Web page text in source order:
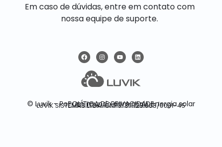
Em caso de dúvidas, entre em contato com
nossa equipe de suporte.
POLÍTICA DE PRIVACIDADE
LUVIK SISTEMAS LTDA. CNPJ: 37.123.063/0001-45
© Luvik - Por um mundo com mais energia solar